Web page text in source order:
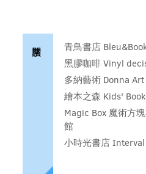
青鳥書店
黑膠咖啡 Vinyl
多納藝術 Donna Art
繪本之森 Kids'
Magic Box 魔術方
館
小時光書店 Interval